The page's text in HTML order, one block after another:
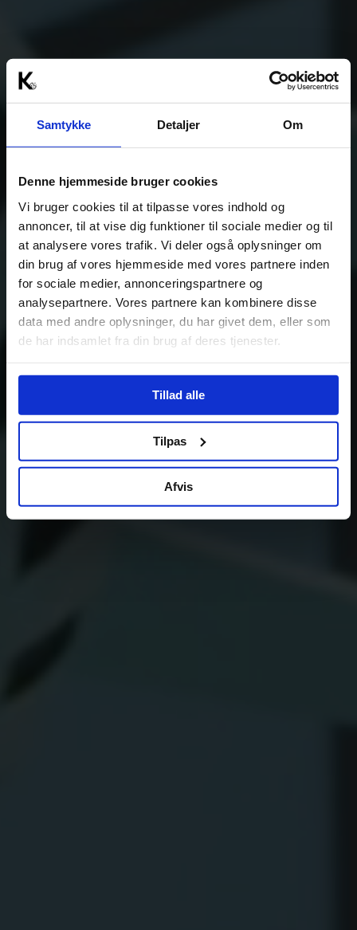
Samtykke Detaljer Om
Denne hjemmeside bruger cookies
Vi bruger cookies til at tilpasse vores indhold og
annoncer, til at vise dig funktioner til sociale medier og til
at analysere vores trafik. Vi deler også oplysninger om
din brug af vores hjemmeside med vores partnere inden
for sociale medier, annonceringspartnere og
analysepartnere. Vores partnere kan kombinere disse
data med andre oplysninger, du har givet dem, eller som
de har indsamlet fra din brug af deres tjenester.
Tillad alle
Tilpas
Afvis